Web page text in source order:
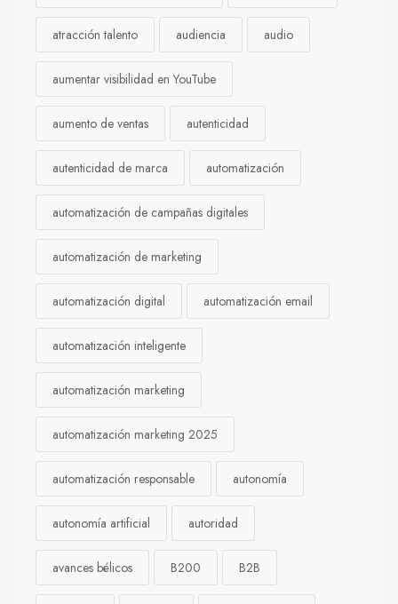
atracción talento audiencia audio
aumentar visibilidad en YouTube
aumento de ventas autenticidad
autenticidad de marca automatización
automatización de campañas digitales
automatización de marketing
automatización digital automatización email
automatización inteligente
automatización marketing
automatización marketing 2025
automatización responsable autonomía
autonomía artificial autoridad
avances bélicos B200 B2B